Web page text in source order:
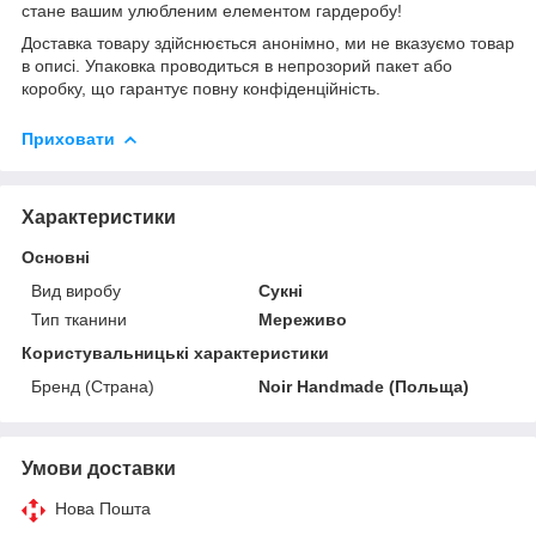
стане вашим улюбленим елементом гардеробу!
Доставка товару здійснюється анонімно, ми не вказуємо товар
в описі. Упаковка проводиться в непрозорий пакет або
коробку, що гарантує повну конфіденційність.
Приховати
Характеристики
Основні
Вид виробу
Сукні
Тип тканини
Мереживо
Користувальницькі характеристики
Бренд (Страна)
Noir Handmade (Польща)
Умови доставки
Нова Пошта